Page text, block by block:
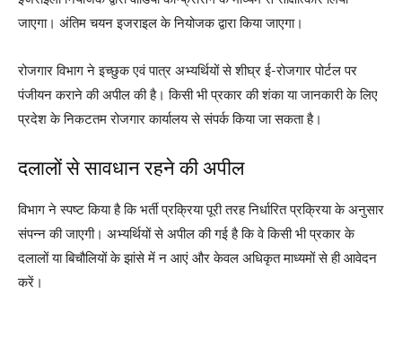
जाएगा। अंतिम चयन इजराइल के नियोजक द्वारा किया जाएगा।
रोजगार विभाग ने इच्छुक एवं पात्र अभ्यर्थियों से शीघ्र ई-रोजगार पोर्टल पर
पंजीयन कराने की अपील की है। किसी भी प्रकार की शंका या जानकारी के लिए
प्रदेश के निकटतम रोजगार कार्यालय से संपर्क किया जा सकता है।
दलालों से सावधान रहने की अपील
विभाग ने स्पष्ट किया है कि भर्ती प्रक्रिया पूरी तरह निर्धारित प्रक्रिया के अनुसार
संपन्न की जाएगी। अभ्यर्थियों से अपील की गई है कि वे किसी भी प्रकार के
दलालों या बिचौलियों के झांसे में न आएं और केवल अधिकृत माध्यमों से ही आवेदन
करें।